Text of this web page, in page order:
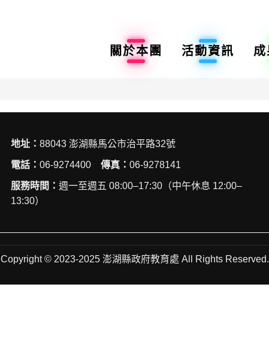
關於本團 活動資訊
地址： 88043 澎湖縣馬公市治平路32號
電話： 06-9274400 傳真： 06-9278141
服務時間： 週一至週五 08:00–17:30（中午休息 12:00–
13:30）
Copyright © 2023-2025 澎湖縣政府教育處 All Rights Reserved.